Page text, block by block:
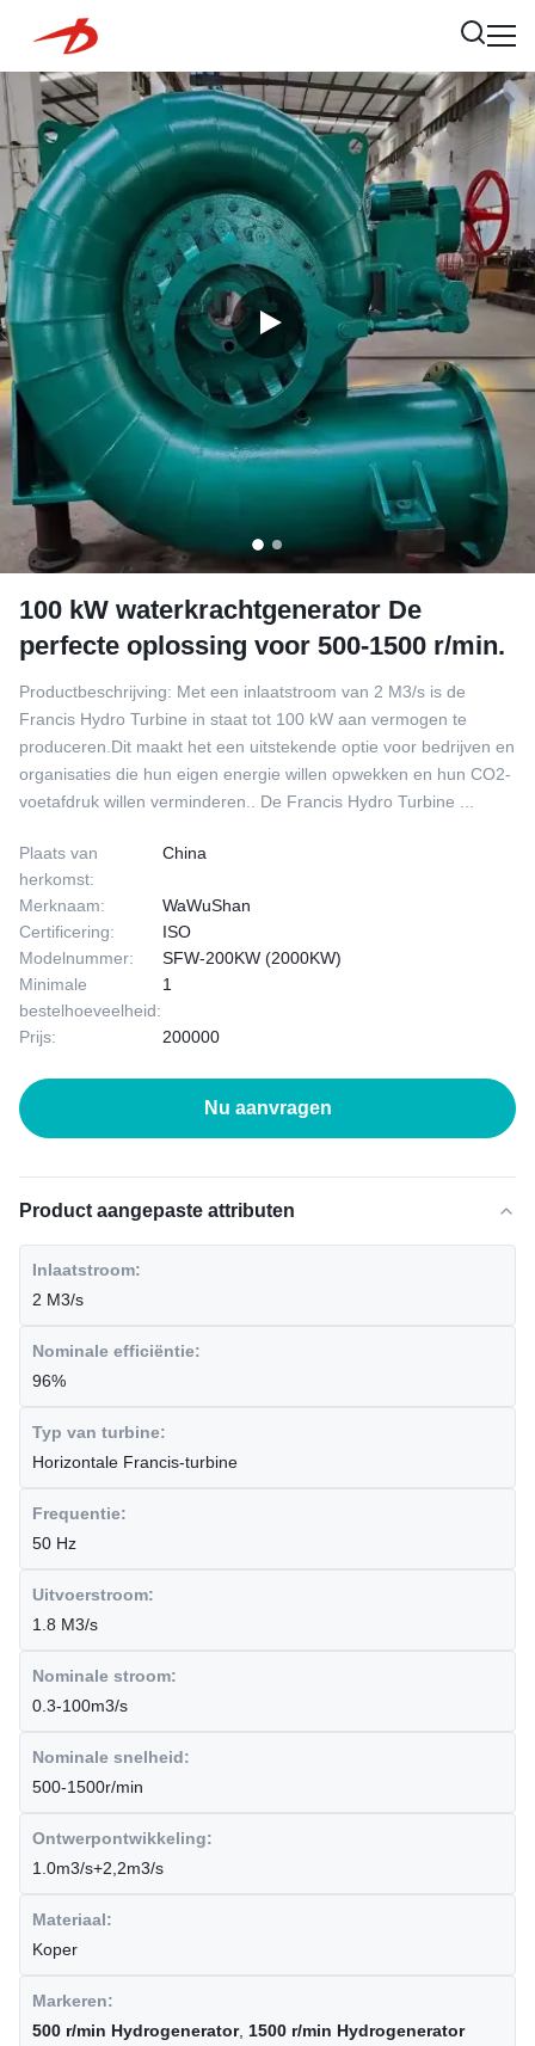
100 kW waterkrachtgenerator De
perfecte oplossing voor 500-1500 r/min.
Productbeschrijving: Met een inlaatstroom van 2 M3/s is de
Francis Hydro Turbine in staat tot 100 kW aan vermogen te
produceren.Dit maakt het een uitstekende optie voor bedrijven en
organisaties die hun eigen energie willen opwekken en hun CO2-
voetafdruk willen verminderen.. De Francis Hydro Turbine ...
Plaats van
herkomst:
China
Merknaam:
WaWuShan
Certificering:
ISO
Modelnummer:
SFW-200KW (2000KW)
Minimale
bestelhoeveelheid:
1
Prijs: 200000
Nu aanvragen
Product aangepaste attributen
Inlaatstroom:
2 M3/s
Nominale efficiëntie:
96%
Typ van turbine:
Horizontale Francis-turbine
Frequentie:
50 Hz
Uitvoerstroom:
1.8 M3/s
Nominale stroom:
0.3-100m3/s
Nominale snelheid:
500-1500r/min
Ontwerpontwikkeling:
1.0m3/s+2,2m3/s
Materiaal:
Koper
Markeren:
500 r/min Hydrogenerator, 1500 r/min Hydrogenerator